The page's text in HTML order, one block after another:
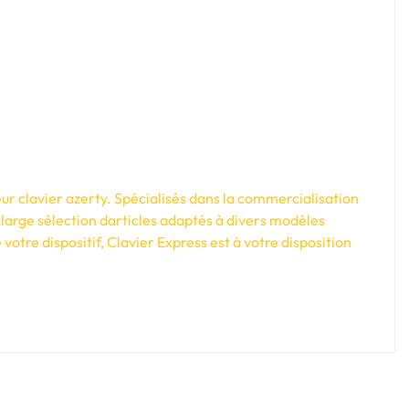
clavier azerty. Spécialisés dans la commercialisation
sélection darticles adaptés à divers modèles
dispositif, Clavier Express est à votre disposition